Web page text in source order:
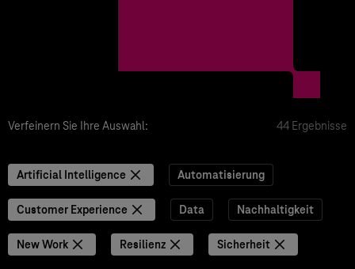
Verfeinern Sie Ihre Auswahl: 44 Ergebnisse
Artificial Intelligence Automatisierung
Customer Experience Data Nachhaltigkeit
New Work Resilienz Sicherheit